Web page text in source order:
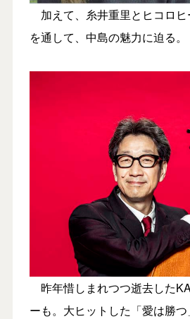
加えて、糸井重里とヒコロ
を通して、中島の魅力に迫る。
昨年惜しまれつつ逝去した
ーも。大ヒットした「愛は勝